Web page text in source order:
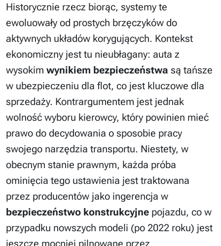
Historycznie rzecz biorąc, systemy te
ewoluowały od prostych brzęczyków do
aktywnych układów korygujących. Kontekst
ekonomiczny jest tu nieubłagany: auta z
wysokim wynikiem bezpieczeństwa są tańsze
w ubezpieczeniu dla flot, co jest kluczowe dla
sprzedaży. Kontrargumentem jest jednak
wolność wyboru kierowcy, który powinien mieć
prawo do decydowania o sposobie pracy
swojego narzędzia transportu. Niestety, w
obecnym stanie prawnym, każda próba
ominięcia tego ustawienia jest traktowana
przez producentów jako ingerencja w
bezpieczeństwo konstrukcyjne pojazdu, co w
przypadku nowszych modeli (po 2022 roku) jest
jeszcze mocniej pilnowane przez